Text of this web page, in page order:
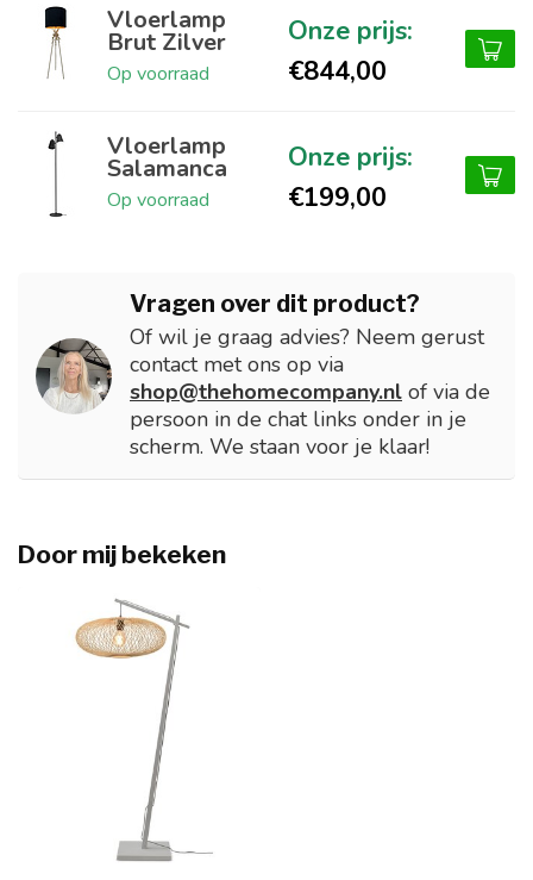
Vloerlamp
Brut Zilver
Op voorraad €844,00
Vloerlamp
Salamanca
Op voorraad €199,00
Vragen over dit product?
Of wil je graag advies? Neem gerust
contact met ons op via
shop@thehomecompany.nl of via de
persoon in de chat links onder in je
scherm. We staan voor je klaar!
Door mij bekeken